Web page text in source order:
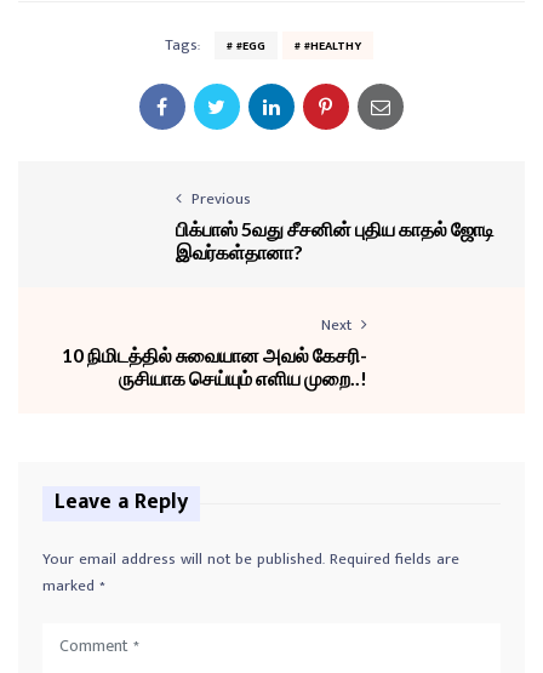
Tags: #EGG #HEALTHY
Previous
பிக்பாஸ் 5வது சீசனின் புதிய காதல் ஜோடி
இவர்கள்தானா?
Next
10 நிமிடத்தில் சுவையான அவல் கேசரி-
ருசியாக செய்யும் எளிய முறை..!
Leave a Reply
Your email address will not be published.Required fields are
marked *